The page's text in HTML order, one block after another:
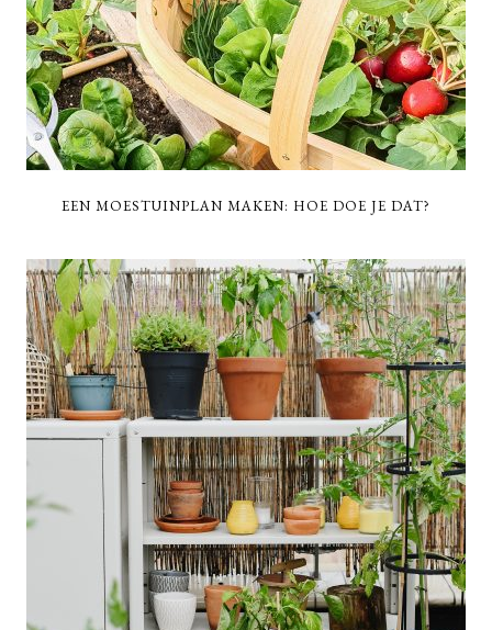
EEN MOESTUINPLAN MAKEN: HOE DOE JE DAT?